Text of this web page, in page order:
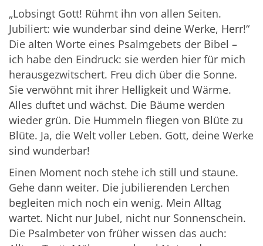
„Lobsingt Gott! Rühmt ihn von allen Seiten.
Jubiliert: wie wunderbar sind deine Werke, Herr!“
Die alten Worte eines Psalmgebets der Bibel –
ich habe den Eindruck: sie werden hier für mich
herausgezwitschert. Freu dich über die Sonne.
Sie verwöhnt mit ihrer Helligkeit und Wärme.
Alles duftet und wächst. Die Bäume werden
wieder grün. Die Hummeln fliegen von Blüte zu
Blüte. Ja, die Welt voller Leben. Gott, deine Werke
sind wunderbar!
Einen Moment noch stehe ich still und staune.
Gehe dann weiter. Die jubilierenden Lerchen
begleiten mich noch ein wenig. Mein Alltag
wartet. Nicht nur Jubel, nicht nur Sonnenschein.
Die Psalmbeter von früher wissen das auch: